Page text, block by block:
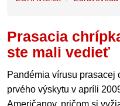
Prasacia
ste mali vedieť
Pandémia vírusu prasacej
prvého výskytu v apríli
Američanov, pričom si